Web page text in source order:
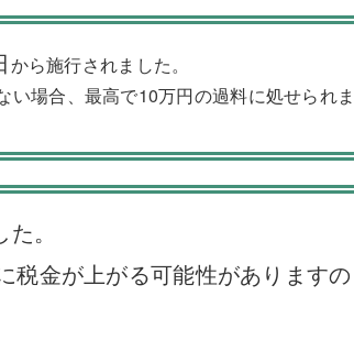
から施行されました。
い場合、最高で10万円の過料に処せられ
。
税金が上がる可能性がありますの